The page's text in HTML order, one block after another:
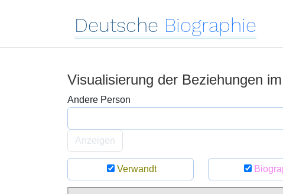
Deutsche Biographie
Visualisierung der Beziehungen
Andere Person
Anzeigen
Verwandt